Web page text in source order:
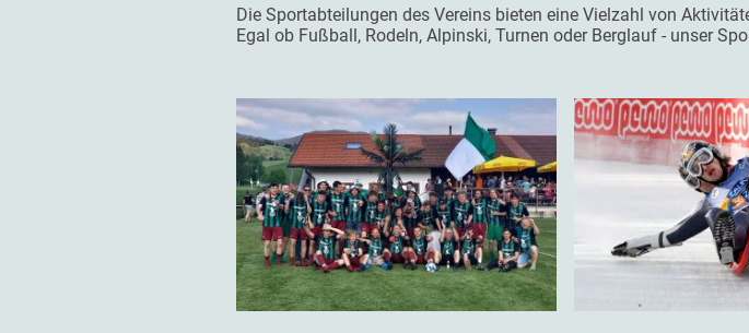
Die Sportabteilungen des Vereins bieten eine Vielzahl von
Egal ob Fußball, Rodeln, Alpinski, Turnen oder Berglauf - unser